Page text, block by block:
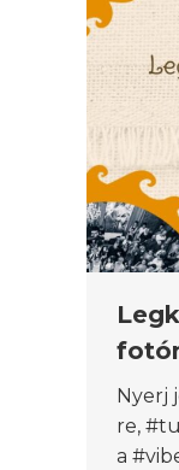
Nyerj
re,
a